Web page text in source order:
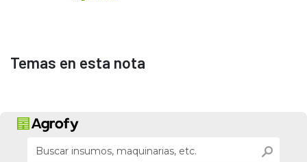
Temas en esta nota